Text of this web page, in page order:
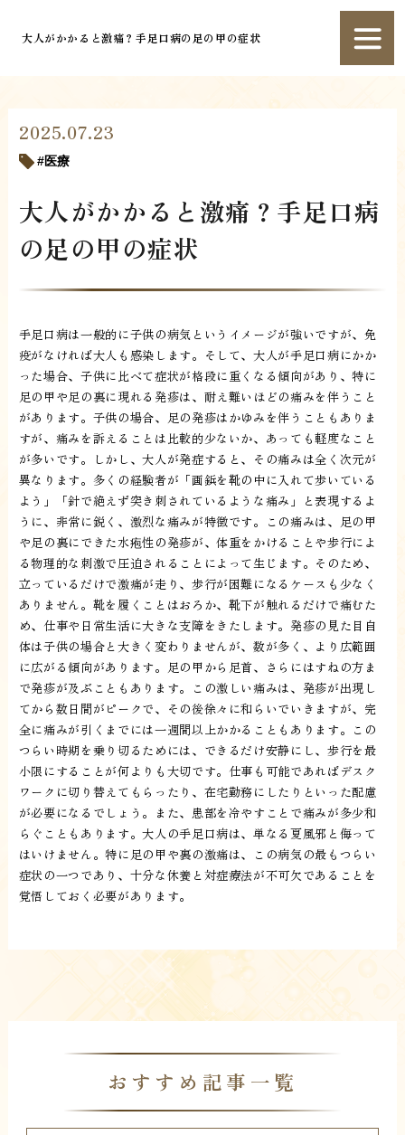
大人がかかると激痛？手足口病の足の甲の症状
2025.07.23
医療
大人がかかると激痛？手足口病
の足の甲の症状
手足口病は一般的に子供の病気というイメージが強いですが、免
疫がなければ大人も感染します。そして、大人が手足口病にかか
った場合、子供に比べて症状が格段に重くなる傾向があり、特に
足の甲や足の裏に現れる発疹は、耐え難いほどの痛みを伴うこと
があります。子供の場合、足の発疹はかゆみを伴うこともありま
すが、痛みを訴えることは比較的少ないか、あっても軽度なこと
が多いです。しかし、大人が発症すると、その痛みは全く次元が
異なります。多くの経験者が「画鋲を靴の中に入れて歩いている
よう」「針で絶えず突き刺されているような痛み」と表現するよ
うに、非常に鋭く、激烈な痛みが特徴です。この痛みは、足の甲
や足の裏にできた水疱性の発疹が、体重をかけることや歩行によ
る物理的な刺激で圧迫されることによって生じます。そのため、
立っているだけで激痛が走り、歩行が困難になるケースも少なく
ありません。靴を履くことはおろか、靴下が触れるだけで痛むた
め、仕事や日常生活に大きな支障をきたします。発疹の見た目自
体は子供の場合と大きく変わりませんが、数が多く、より広範囲
に広がる傾向があります。足の甲から足首、さらにはすねの方ま
で発疹が及ぶこともあります。この激しい痛みは、発疹が出現し
てから数日間がピークで、その後徐々に和らいでいきますが、完
全に痛みが引くまでには一週間以上かかることもあります。この
つらい時期を乗り切るためには、できるだけ安静にし、歩行を最
小限にすることが何よりも大切です。仕事も可能であればデスク
ワークに切り替えてもらったり、在宅勤務にしたりといった配慮
が必要になるでしょう。また、患部を冷やすことで痛みが多少和
らぐこともあります。大人の手足口病は、単なる夏風邪と侮って
はいけません。特に足の甲や裏の激痛は、この病気の最もつらい
症状の一つであり、十分な休養と対症療法が不可欠であることを
覚悟しておく必要があります。
おすすめ記事一覧